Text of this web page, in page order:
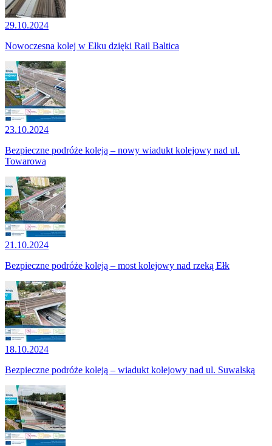
29.10.2024
Nowoczesna kolej w Ełku dzięki Rail Baltica
23.10.2024
Bezpieczne podróże koleją – nowy wiadukt kolejowy nad ul.
Towarową
21.10.2024
Bezpieczne podróże koleją – most kolejowy nad rzeką Ełk
18.10.2024
Bezpieczne podróże koleją – wiadukt kolejowy nad ul. Suwalską